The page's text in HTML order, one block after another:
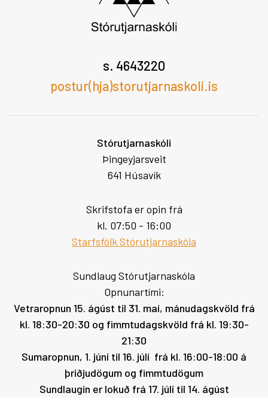
s. 4643220
postur(hja)storutjarnaskoli.is
Stórutjarnaskóli
Þingeyjarsveit
641 Húsavík
Skrifstofa er opin frá
kl. 07:50 - 16:00
Starfsfólk Stórutjarnaskóla
Sundlaug Stórutjarnaskóla
Opnunartími:
Vetraropnun 15. ágúst til 31. maí, mánudagskvöld frá
kl. 18:30-20:30 og fimmtudagskvöld frá kl. 19:30-
21:30
Sumaropnun, 1. júní til 16. júlí frá kl. 16:00-18:00 á
þriðjudögum og fimmtudögum
Sundlaugin er lokuð frá 17. júlí til 14. ágúst